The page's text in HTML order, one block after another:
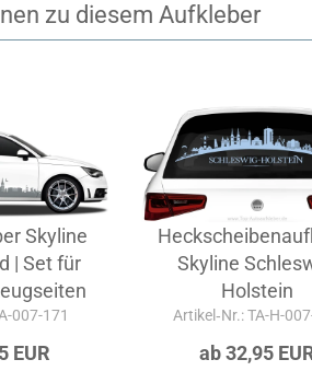
zu diesem Aufkleber
Skyline
| Set für
007-171
EUR
Skyline
Holstein
Artikel‑Nr.: TA-H-
ab 32,95